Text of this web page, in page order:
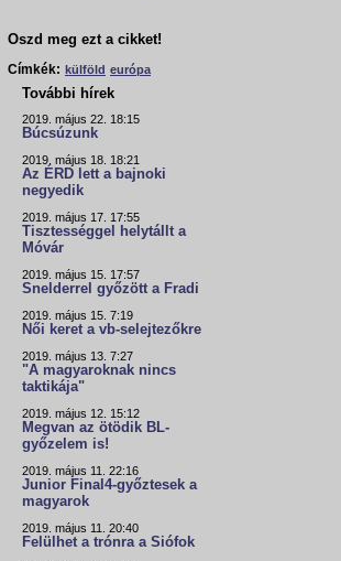
Oszd meg ezt a cikket!
Címkék: külföld európa
További hírek
2019. május 22. 18:15
Búcsúzunk
2019. május 18. 18:21
Az ÉRD lett a bajnoki
negyedik
2019. május 17. 17:55
Tisztességgel helytállt a
Móvár
2019. május 15. 17:57
Snelderrel győzött a Fradi
2019. május 15. 7:19
Női keret a vb-selejtezőkre
2019. május 13. 7:27
"A magyaroknak nincs
taktikája"
2019. május 12. 15:12
Megvan az ötödik BL-
győzelem is!
2019. május 11. 22:16
Junior Final4-győztesek a
magyarok
2019. május 11. 20:40
Felülhet a trónra a Siófok